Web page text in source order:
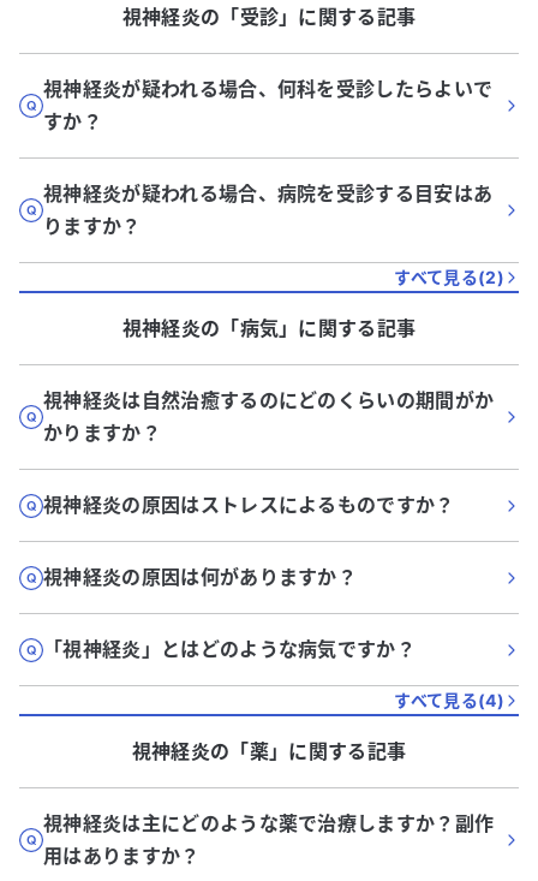
視神経炎の「受診」に関する記事
視神経炎が疑われる場合、何科を受診したらよいで
すか？
視神経炎が疑われる場合、病院を受診する目安はあ
りますか？
すべて見る(2)
視神経炎の「病気」に関する記事
視神経炎は自然治癒するのにどのくらいの期間がか
かりますか？
視神経炎の原因はストレスによるものですか？
視神経炎の原因は何がありますか？
「視神経炎」とはどのような病気ですか？
すべて見る(4)
視神経炎の「薬」に関する記事
視神経炎は主にどのような薬で治療しますか？副作
用はありますか？